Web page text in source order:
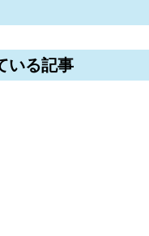
いる記事